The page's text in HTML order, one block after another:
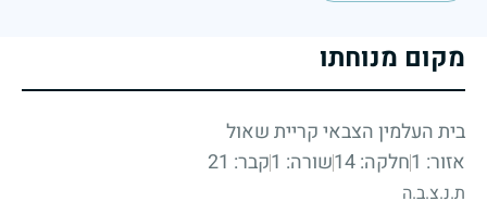
מקום מנוחתו
בית העלמין הצבאי קריית שאול
אזור: 1
חלקה: 14 שורה: 1 קבר: 21
ת.נ.צ.ב.ה